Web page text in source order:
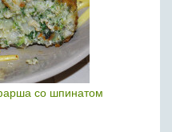
со шпинатом